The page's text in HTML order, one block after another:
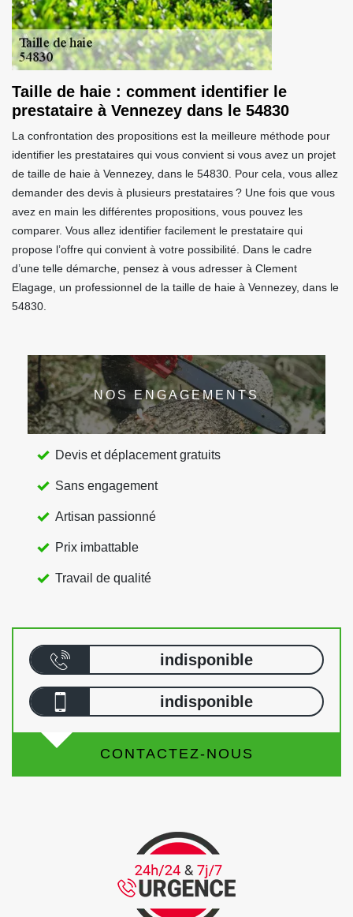
Taille de haie : comment identifier le
prestataire à Vennezey dans le 54830
La confrontation des propositions est la meilleure méthode pour
identifier les prestataires qui vous convient si vous avez un projet
de taille de haie à Vennezey, dans le 54830. Pour cela, vous allez
demander des devis à plusieurs prestataires ? Une fois que vous
avez en main les différentes propositions, vous pouvez les
comparer. Vous allez identifier facilement le prestataire qui
propose l’offre qui convient à votre possibilité. Dans le cadre
d’une telle démarche, pensez à vous adresser à Clement
Elagage, un professionnel de la taille de haie à Vennezey, dans le
54830.
NOS ENGAGEMENTS
Devis et déplacement gratuits
Sans engagement
Artisan passionné
Prix imbattable
Travail de qualité
indisponible
indisponible
CONTACTEZ-NOUS